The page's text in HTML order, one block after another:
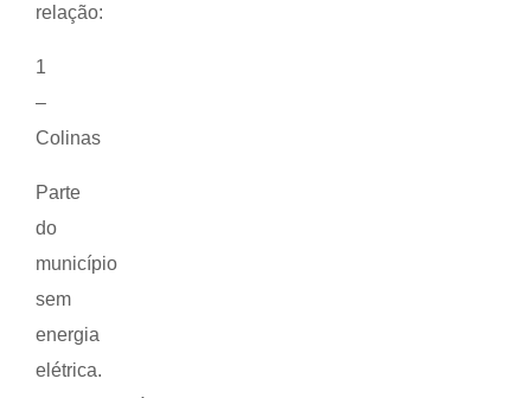
relação:
1
–
Colinas
Parte
do
município
sem
energia
elétrica.